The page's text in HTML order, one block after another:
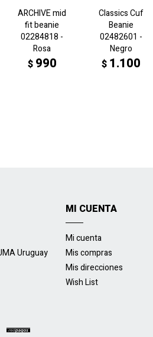
ARCHIVE mid
fit beanie
02284818 -
Rosa
$ 990
Classics Cuf
Beanie
02482601 -
Negro
$ 1.100
Uruguay
MI CUENTA
Mi cuenta
Mis compras
Mis direcciones
Wish List